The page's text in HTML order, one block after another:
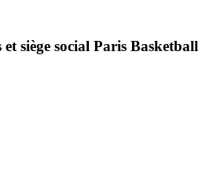
et siège social Paris Basketball